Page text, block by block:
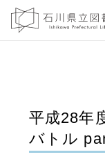
平成28年
バトル